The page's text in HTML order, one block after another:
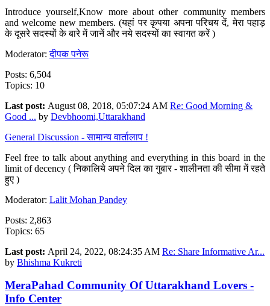
Introduce yourself,Know more about other community members
and welcome new members. (यहां पर कृपया अपना परिचय दें, मेरा पहाड़
के दूसरे सदस्यों के बारे में जानें और नये सदस्यों का स्वागत करें )
Moderator:दीपक पनेरू
Posts: 6,504
Topics: 10
Last post: August 08, 2018, 05:07:24 AM Re: Good Morning &
Good ... by Devbhoomi,Uttarakhand
General Discussion - सामान्य वार्तालाप !
Feel free to talk about anything and everything in this board in the
limit of decency ( निकालिये अपने दिल का गुबार - शालीनता की सीमा में रहते
हुए )
Moderator: Lalit Mohan Pandey
Posts: 2,863
Topics: 65
Last post: April 24, 2022, 08:24:35 AM Re: Share Informative Ar...
by Bhishma Kukreti
MeraPahad Community Of Uttarakhand Lovers -
Info Center